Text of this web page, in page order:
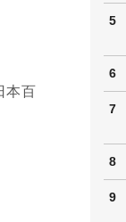
本百